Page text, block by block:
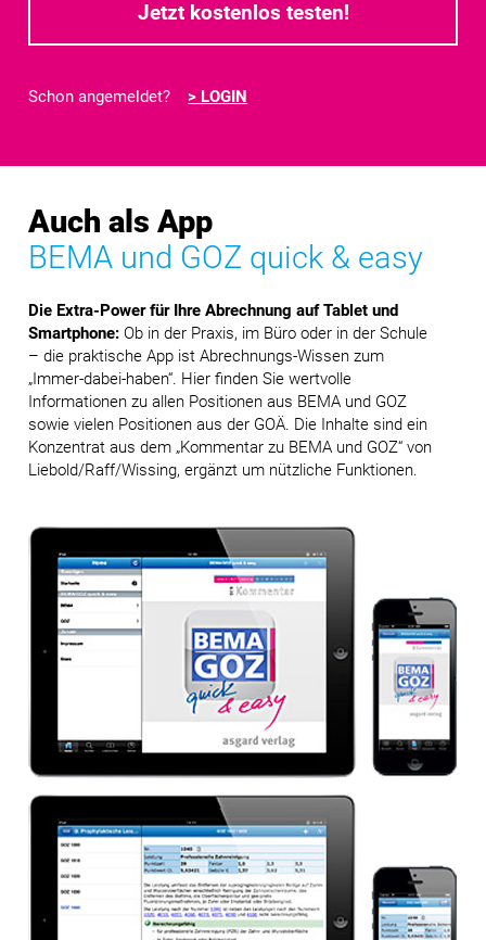
Jetzt kostenlos testen!
Schon angemeldet?> LOGIN
Auch als App
BEMA und GOZ quick & easy
Die Extra-Power für Ihre Abrechnung auf Tablet und
Smartphone: Ob in der Praxis, im Büro oder in der Schule
– die praktische App ist Abrechnungs-Wissen zum
„Immer-dabei-haben“. Hier finden Sie wertvolle
Informationen zu allen Positionen aus BEMA und GOZ
sowie vielen Positionen aus der GOÄ. Die Inhalte sind ein
Konzentrat aus dem „Kommentar zu BEMA und GOZ“ von
Liebold/Raff/Wissing, ergänzt um nützliche Funktionen.